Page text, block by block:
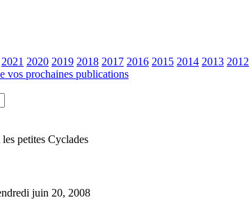
2021 2020 2019 2018 2017 2016 2015 2014 2013 2012
vos prochaines publications
juin 20, 2008